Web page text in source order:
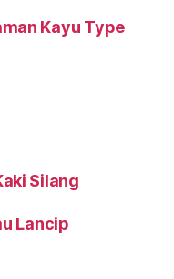
Kayu Type
Silang
Lancip